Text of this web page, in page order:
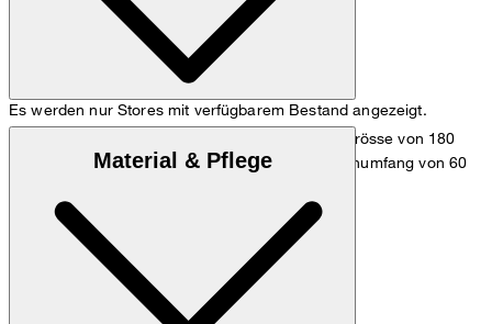
Es werden nur Stores mit verfügbarem Bestand angezeigt.
Das Model trägt die Grösse 36 bei einer Körpergrösse von 180
cm, einem Brustumfang von 83 cm, einem Taillenumfang von 60
Maßtabelle
Material & Pflege